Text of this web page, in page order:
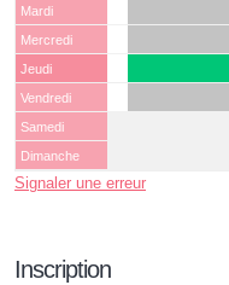
Mardi
Mercredi
Jeudi
Vendredi
Samedi
Dimanche
Signaler une erreur
Inscription